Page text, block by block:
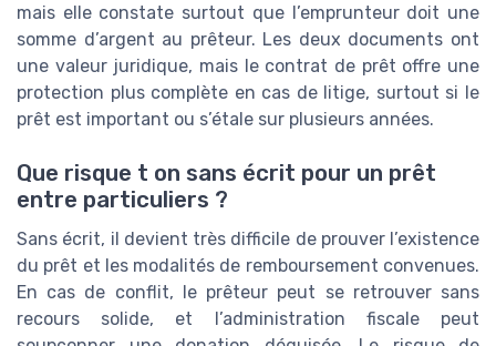
mais elle constate surtout que l’emprunteur doit une
somme d’argent au prêteur. Les deux documents ont
une valeur juridique, mais le contrat de prêt offre une
protection plus complète en cas de litige, surtout si le
prêt est important ou s’étale sur plusieurs années.
Que risque t on sans écrit pour un prêt
entre particuliers ?
Sans écrit, il devient très difficile de prouver l’existence
du prêt et les modalités de remboursement convenues.
En cas de conflit, le prêteur peut se retrouver sans
recours solide, et l’administration fiscale peut